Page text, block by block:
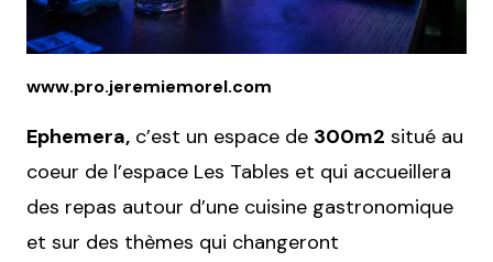
www.pro.jeremiemorel.com
Ephemera, c’est un espace de 300m2 situé au
coeur de l’espace Les Tables et qui accueillera
des repas autour d’une cuisine gastronomique
et sur des thèmes qui changeront